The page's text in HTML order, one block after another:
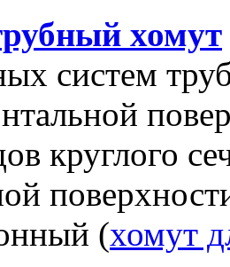
хомут
систем
круглого
(хомут